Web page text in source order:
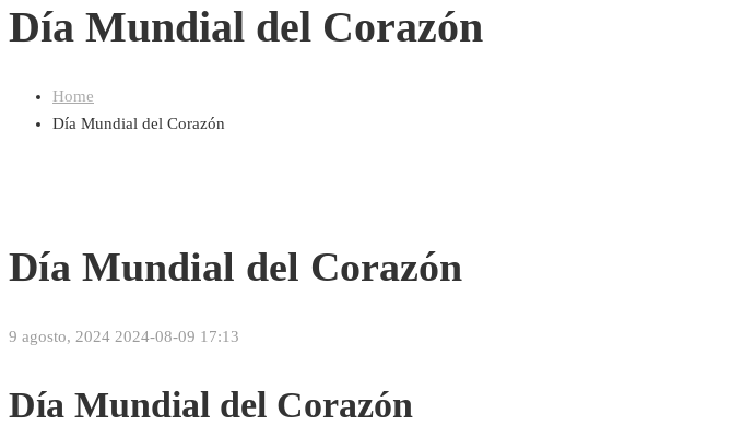
Día Mundial del Corazón
Home
Día Mundial del Corazón
Día Mundial del Corazón
9 agosto, 2024 2024-08-09 17:13
Día Mundial del Corazón